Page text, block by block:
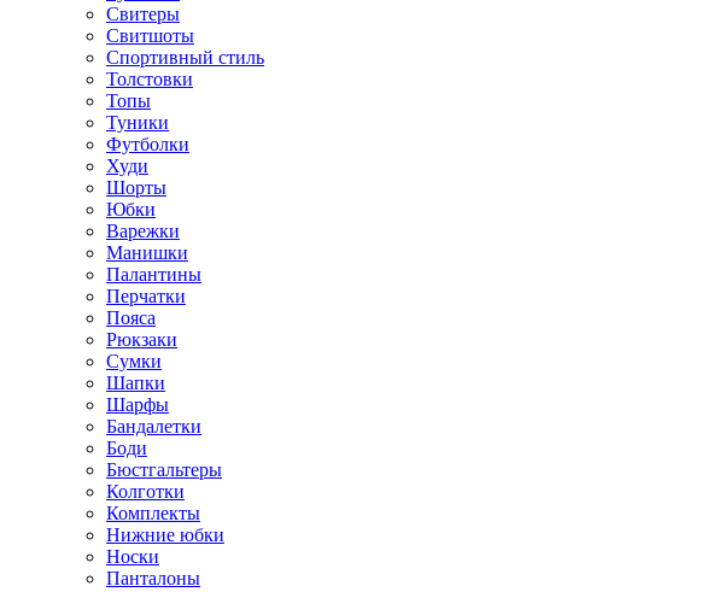
Свитеры
Свитшоты
Спортивный стиль
Толстовки
Топы
Туники
Футболки
Худи
Шорты
Юбки
Варежки
Манишки
Палантины
Перчатки
Пояса
Рюкзаки
Сумки
Шапки
Шарфы
Бандалетки
Боди
Бюстгальтеры
Колготки
Комплекты
Нижние юбки
Носки
Панталоны